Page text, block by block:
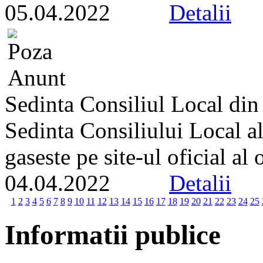
05.04.2022 Detalii
Sedinta Consiliul Local
Sedinta Consiliului Local
gaseste pe site-ul oficial al
04.04.2022 Detalii
1 2 3 4 5 6 7 8 9 10 11 12 13 14 15 16 17 18 19 20 21 22 23 24 25
Informatii publice